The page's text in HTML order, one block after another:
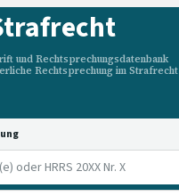
und Rechtsprechungsdatenbank
Rechtsprechung im Strafrecht